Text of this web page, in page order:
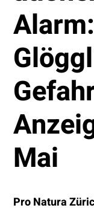
Alarm:
Mai
Pro Natura